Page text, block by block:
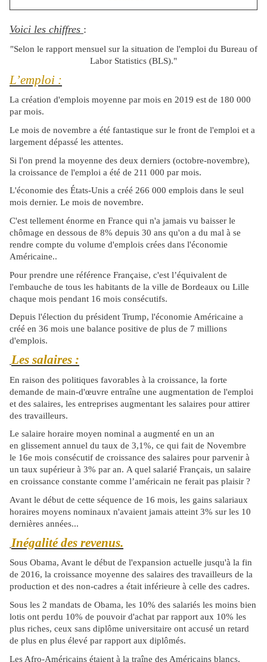
Voici les chiffres :
"Selon le rapport mensuel sur la situation de l'emploi du Bureau of
Labor Statistics (BLS)."
L’emploi :
La création d'emplois moyenne par mois en 2019 est de 180 000
par mois.
Le mois de novembre a été fantastique sur le front de l'emploi et a
largement dépassé les attentes.
Si l'on prend la moyenne des deux derniers (octobre-novembre),
la croissance de l'emploi a été de 211 000 par mois.
L'économie des États-Unis a créé 266 000 emplois dans le seul
mois dernier. Le mois de novembre.
C'est tellement énorme en France qui n'a jamais vu baisser le
chômage en dessous de 8% depuis 30 ans qu'on a du mal à se
rendre compte du volume d'emplois crées dans l'économie
Américaine..
Pour prendre une référence Française, c'est l’équivalent de
l'embauche de tous les habitants de la ville de Bordeaux ou Lille
chaque mois pendant 16 mois consécutifs.
Depuis l'élection du président Trump, l'économie Américaine a
créé en 36 mois une balance positive de plus de 7 millions
d'emplois.
Les salaires :
En raison des politiques favorables à la croissance, la forte
demande de main-d'œuvre entraîne une augmentation de l'emploi
et des salaires, les entreprises augmentant les salaires pour attirer
des travailleurs.
Le salaire horaire moyen nominal a augmenté en un an
en glissement annuel du taux de 3,1%, ce qui fait de Novembre
le 16e mois consécutif de croissance des salaires pour parvenir à
un taux supérieur à 3% par an. A quel salarié Français, un salaire
en croissance constante comme l’américain ne ferait pas plaisir ?
Avant le début de cette séquence de 16 mois, les gains salariaux
horaires moyens nominaux n'avaient jamais atteint 3% sur les 10
dernières années...
Inégalité des revenus.
Sous Obama, Avant le début de l'expansion actuelle jusqu'à la fin
de 2016, la croissance moyenne des salaires des travailleurs de la
production et des non-cadres a était inférieure à celle des cadres.
Sous les 2 mandats de Obama, les 10% des salariés les moins bien
lotis ont perdu 10% de pouvoir d'achat par rapport aux 10% les
plus riches, ceux sans diplôme universitaire ont accusé un retard
de plus en plus élevé par rapport aux diplômés.
Les Afro-Américains étaient à la traîne des Américains blancs.